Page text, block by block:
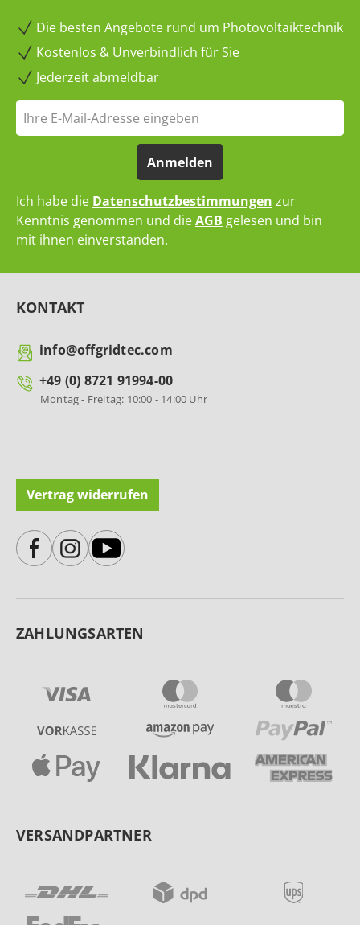
Die besten Angebote rund um Photovoltaiktechnik
Kostenlos & Unverbindlich für Sie
Jederzeit abmeldbar
Anmelden
Ich habe die Datenschutzbestimmungen zur
Kenntnis genommen und dieAGB gelesen und bin
mit ihnen einverstanden.
KONTAKT
info@offgridtec.com
+49 (0) 8721 91994-00
Montag - Freitag: 10:00 - 14:00 Uhr
Vertrag widerrufen
ZAHLUNGSARTEN
VERSANDPARTNER